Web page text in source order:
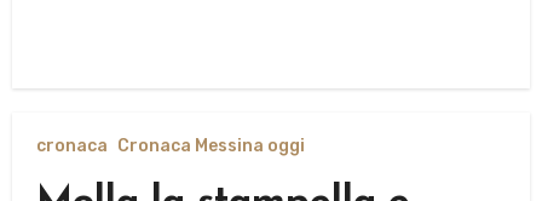
cronaca Cronaca Messina oggi